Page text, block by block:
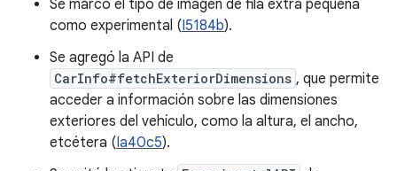
Se marcó el tipo de imagen de fila extra pequeña
como experimental (I5184b).
Se agregó la API de
CarInfo#fetchExteriorDimensions , que permite
acceder a información sobre las dimensiones
exteriores del vehículo, como la altura, el ancho,
etcétera (Ia40c5).